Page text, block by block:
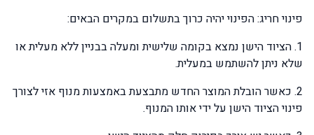
פינוי חריג: הפינוי יהיה כרוך בתשלום במקרים הבאים:
1. הציוד הישן נמצא בקומה שלישית ומעלה בבניין ללא מעלית או
שלא ניתן להשתמש במעלית.
2. כאשר הובלת המוצר החדש מתבצעת באמצעות מנוף אזי לצורך
פינוי הציוד הישן על ידי אותו המנוף.